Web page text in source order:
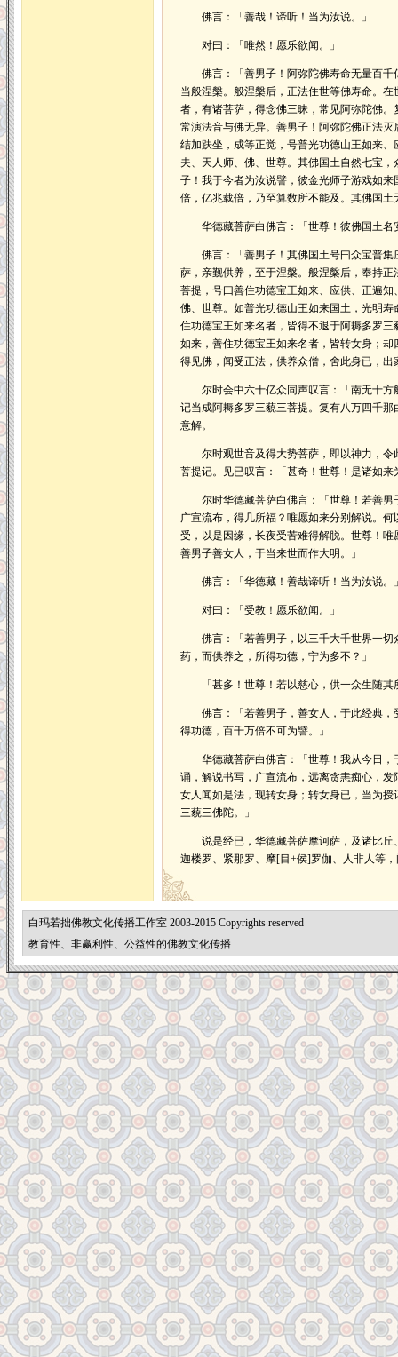
佛言：「善哉！谛听！当为汝说。」
对曰：「唯然！愿乐欲闻。」
佛言：「善男子！阿弥陀佛寿命无量百千
当般涅槃。般涅槃后，正法住世等佛寿命。
者，有诸菩萨，得念佛三昧，常见阿弥陀佛
常演法音与佛无异。善男子！阿弥陀佛正法
结加趺坐，成等正觉，号普光功德山王如来
夫、天人师、佛、世尊。其佛国土自然七宝
子！我于今者为汝说譬，彼金光师子游戏如
倍，亿兆载倍，乃至算数所不能及。其佛国
华德藏菩萨白佛言：「世尊！彼佛国土名
佛言：「善男子！其佛国土号曰众宝普集
萨，亲觐供养，至于涅槃。般涅槃后，奉持
菩提，号曰善住功德宝王如来、应供、正遍
佛、世尊。如普光功德山王如来国土，光明
住功德宝王如来名者，皆得不退于阿耨多罗
如来，善住功德宝王如来名者，皆转女身；
得见佛，闻受正法，供养众僧，舍此身已，
尔时会中六十亿众同声叹言：「南无十方
记当成阿耨多罗三藐三菩提。复有八万四千
意解。
尔时观世音及得大势菩萨，即以神力，令
菩提记。见已叹言：「甚奇！世尊！是诸如来
尔时华德藏菩萨白佛言：「世尊！若善男
广宣流布，得几所福？唯愿如来分别解说。
受，以是因缘，长夜受苦难得解脱。世尊！
善男子善女人，于当来世而作大明。」
佛言：「华德藏！善哉谛听！当为汝说。
对曰：「受教！愿乐欲闻。」
佛言：「若善男子，以三千大千世界一切
药，而供养之，所得功德，宁为多不？」
「甚多！世尊！若以慈心，供一众生随其
佛言：「若善男子，善女人，于此经典，
得功德，百千万倍不可为譬。」
华德藏菩萨白佛言：「世尊！我从今日，
诵，解说书写，广宣流布，远离贪恚痴心，
女人闻如是法，现转女身；转女身已，当为
三藐三佛陀。」
说是经已，华德藏菩萨摩诃萨，及诸比丘
迦楼罗、紧那罗、摩[目+侯]罗伽、人非人等
白玛若拙佛教文化传播工作室 2003-2015 Copyrights reserved
教育性、非赢利性、公益性的佛教文化传播